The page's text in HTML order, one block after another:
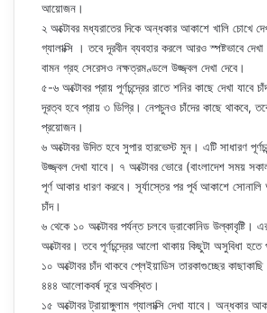
আয়োজন।
২ অক্টোবর মধ্যরাতের দিকে অন্ধকার আকাশে খালি চোখে
গ্যালাক্সি । তবে দূরবীন ব্যবহার করলে আরও স্পষ্টভাবে
বামন গ্রহ সেরেসও নক্ষত্রমণ্ডলে উজ্জ্বল দেখা দেবে।
৫-৬ অক্টোবর প্রায় পূর্ণচন্দ্রের রাতে শনির কাছে দেখা
দূরত্ব হবে প্রায় ৩ ডিগ্রি। নেপচুনও চাঁদের কাছে থাকবে,
প্রয়োজন।
৬ অক্টোবর উদিত হবে সুপার হারভেস্ট মুন। এটি সাধারণ
উজ্জ্বল দেখা যাবে। ৭ অক্টোবর ভোরে (বাংলাদেশ সময়
পূর্ণ আকার ধারণ করবে। সূর্যাস্তের পর পূর্ব আকাশে
চাঁদ।
৬ থেকে ১০ অক্টোবর পর্যন্ত চলবে ড্রাকোনিড উল্কাবৃষ্টি।
অক্টোবর। তবে পূর্ণচন্দ্রের আলো থাকায় কিছুটা অসুবিধা হতে
১০ অক্টোবর চাঁদ থাকবে প্লেইয়াডিস তারকাগুচ্ছের
৪৪৪ আলোকবর্ষ দূরে অবস্থিত।
১৫ অক্টোবর ট্রায়াঙ্গুলাম গ্যালাক্সি দেখা যাবে। অন্ধকার